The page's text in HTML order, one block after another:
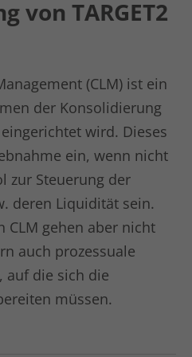
von TARGET2
(CLM) ist ein
der Konsolidierung
eingerichtet wird. Dieses
ein, wenn nicht
zur Steuerung der
deren Liquidität sein.
CLM gehen aber nicht
auch prozessuale
auf die sich die
müssen.
auf dem
eindeutige
des Kontos oder der
auf das es sich
scheint eine Variation des
zu sein, das verwendet
von Google auf Websites
Traffic-Aufkommen
Datenmenge zu